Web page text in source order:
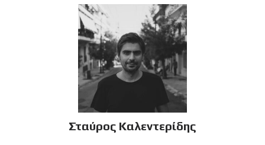
Σταύρος Καλεντερίδης